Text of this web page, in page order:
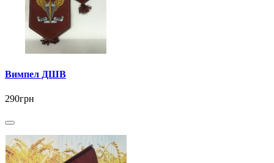
Вимпел ДШВ
290грн